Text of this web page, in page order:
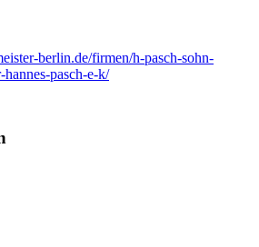
berlin.de/firmen/h-pasch-sohn-
pasch-e-k/